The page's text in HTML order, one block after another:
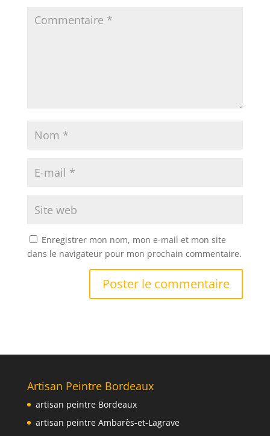
Enregistrer mon nom, mon e-mail et mon site
dans le navigateur pour mon prochain commentaire.
Artisan Peintre Bordeaux
artisan peintre Bordeaux
artisan peintre Ambarès-et-Lagrave